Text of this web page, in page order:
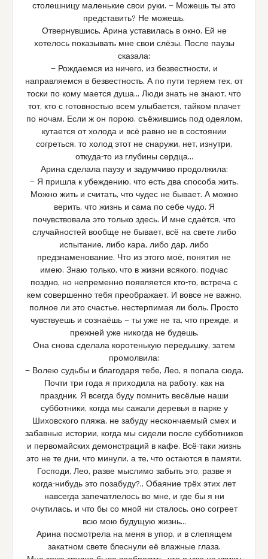
столешницу маленькие свои руки. — Можешь ты это
представить? Не можешь.
Отвернувшись, Арина уставилась в окно. Ей не
хотелось показывать мне свои слёзы. После паузы
сказала:
— Рождаемся из ничего, из безвестности, и
направляемся в безвестность. А по пути теряем тех, от
тоски по кому мается душа… Люди знать не знают, что
тот, кто с готовностью всем улыбается, тайком плачет
по ночам. Если ж он порою, съёжившись под одеялом,
кутается от холода и всё равно не в состоянии
согреться, то холод этот не снаружи, нет, изнутри,
откуда-то из глубины сердца…
Арина сделала паузу и задумчиво продолжила:
— Я пришла к убеждению, что есть два способа жить.
Можно жить и считать, что чудес не бывает. А можно
верить, что жизнь и сама по себе чудо. Я
почувствовала это только здесь. И мне сдаётся, что
случайностей вообще не бывает, всё на свете либо
испытание, либо кара, либо дар, либо
предзнаменование. Что из этого моё, понятия не
имею. Знаю только, что в жизни всякого, подчас
поздно, но непременно появляется кто-то, встреча с
кем совершенно тебя преображает. И вовсе не важно,
полное ли это счастье, нестерпимая ли боль. Просто
чувствуешь и сознаёшь — ты уже не та, что прежде, и
прежней уже никогда не будешь.
Она снова сделала коротенькую передышку, затем
промолвила:
— Волею судьбы и благодаря тебе, Лео, я попала сюда.
Почти три года я приходила на работу, как на
праздник. Я всегда буду помнить весёлые наши
субботники, когда мы сажали деревья в парке у
Шиховского пляжа, не забуду нескончаемый смех и
забавные истории, когда мы сидели после субботников
и первомайских демонстраций в кафе. Всё-таки жизнь
это не те дни, что минули, а те, что остаются в памяти.
Господи, Лео, разве мыслимо забыть это, разве я
когда-нибудь это позабуду?.. Обаяние трёх этих лет
навсегда запечатлелось во мне, и где бы я ни
очутилась, и что бы со мной ни сталось, оно согреет
всю мою будущую жизнь…
Арина посмотрела на меня в упор, и в слепящем
закатном свете блеснули её влажные глаза.